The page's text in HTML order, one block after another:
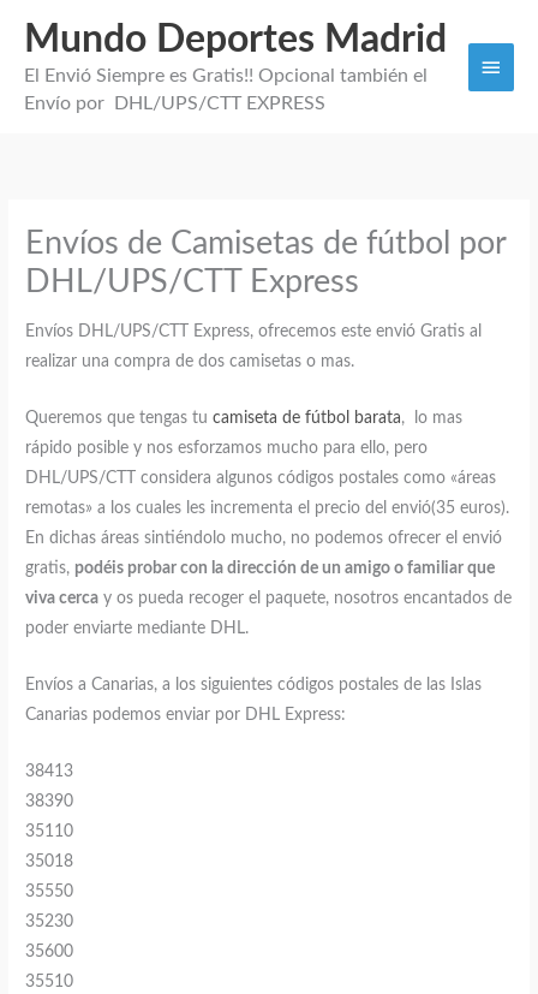
Mundo Deportes Madrid
El Envió Siempre es Gratis!! Opcional también el
Envío por DHL/UPS/CTT EXPRESS
Envíos de Camisetas de fútbol por
DHL/UPS/CTT Express
Envíos DHL/UPS/CTT Express, ofrecemos este envió Gratis al
realizar una compra de dos camisetas o mas.
Queremos que tengas tucamiseta de fútbol barata, lo mas
rápido posible y nos esforzamos mucho para ello, pero
DHL/UPS/CTT considera algunos códigos postales como «áreas
remotas» a los cuales les incrementa el precio del envió(35 euros).
En dichas áreas sintiéndolo mucho, no podemos ofrecer el envió
gratis, podéis probar con la dirección de un amigo o familiar que
viva cerca y os pueda recoger el paquete, nosotros encantados de
poder enviarte mediante DHL.
Envíos a Canarias, a los siguientes códigos postales de las Islas
Canarias podemos enviar por DHL Express:
38413
38390
35110
35018
35550
35230
35600
35510